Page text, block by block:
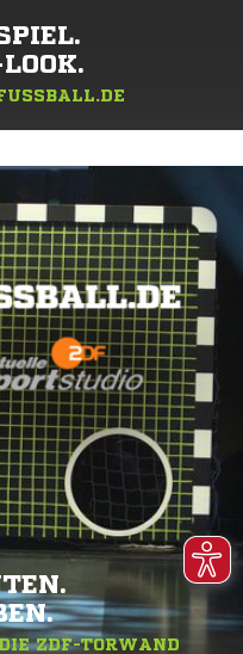
ZDF-TORWAND